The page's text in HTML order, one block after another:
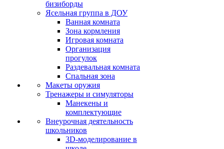
бизиборды
Ясельная группа в ДОУ
Ванная комната
Зона кормления
Игровая комната
Организация
прогулок
Раздевальная комната
Спальная зона
Макеты оружия
Тренажеры и симуляторы
Манекены и
комплектующие
Внеурочная деятельность
школьников
3D-моделирование в